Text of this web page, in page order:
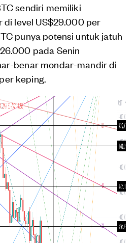
sendiri memiliki
di level US$29.000 per
punya potensi untuk jatuh
pada Senin
benar mondar-mandir di
keping.